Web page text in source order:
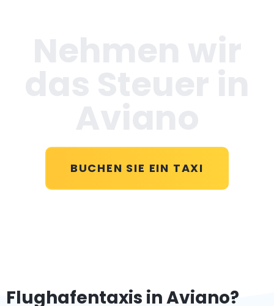
BUCHEN SIE EIN TAXI
Flughafentaxis in Aviano?